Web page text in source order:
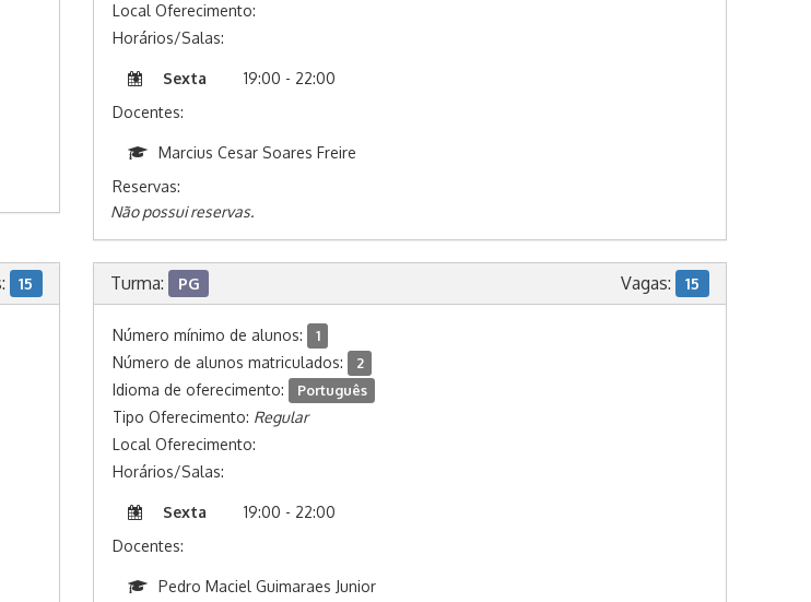
Local Oferecimento:
Horários/Salas:
Sexta
19:00 - 22:00
Docentes:
Marcius Cesar Soares Freire
Reservas:
Não possui reservas.
15 Turma: PG Vagas: 15
Número mínimo de alunos: 1
Número de alunos matriculados: 2
Idioma de oferecimento: Português
Tipo Oferecimento: Regular
Local Oferecimento:
Horários/Salas:
Sexta
19:00 - 22:00
Docentes:
Pedro Maciel Guimaraes Junior